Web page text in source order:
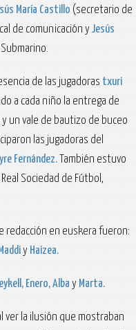
María Castillo (secretario de
de comunicación yJesús
de las jugadoras txuri
a cada niño la entrega de
un vale de bautizo de buceo
las jugadoras del
Fernández. También estuvo
Sociedad de Fútbol,
redacción en euskera fueron:
y Haizea.
Enero, Alba y Marta.
ver la ilusión que mostraban